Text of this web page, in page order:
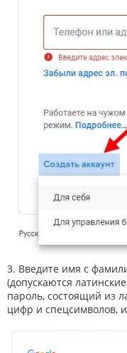
3. Введите имя с
(допускаются
пароль, состоящий из
цифр и спецсимволов,